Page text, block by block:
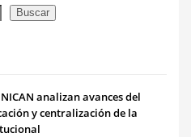
Buscar
analizan avances del
y centralización de la